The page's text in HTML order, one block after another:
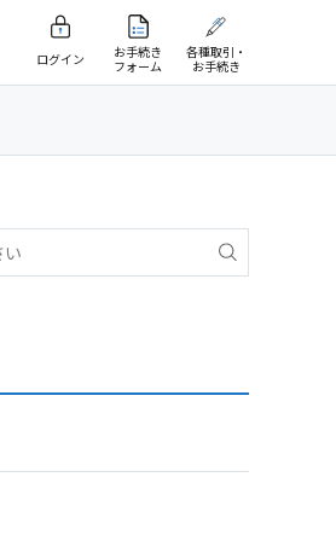
ログイン
お手続き
フォーム
各種取引・
お手続き